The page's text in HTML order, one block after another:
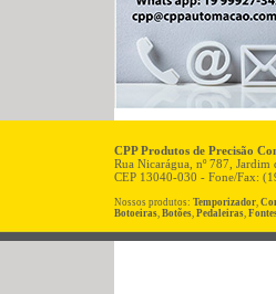
CPP Produtos de Precisão
Rua Nicarágua, nº 787, Jardim
CEP 13040-030 - Fone/Fax:
Nossos produtos: Temporizador,
Botoeiras, Botões, Pedaleiras,